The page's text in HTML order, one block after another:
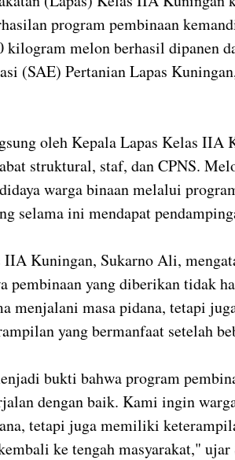
program pembinaan
kilogram melon berhasil dipanen
(SAE) Pertanian Lapas
oleh Kepala Lapas Kelas IIA
struktural, staf, dan CPNS.
warga binaan melalui
selama ini mendapat
Kuningan, Sukarno Ali,
pembinaan yang diberikan tidak
menjalani masa pidana, tetapi
yang bermanfaat setelah
bukti bahwa program
dengan baik. Kami ingin
tetapi juga memiliki
ke tengah masyarakat,"